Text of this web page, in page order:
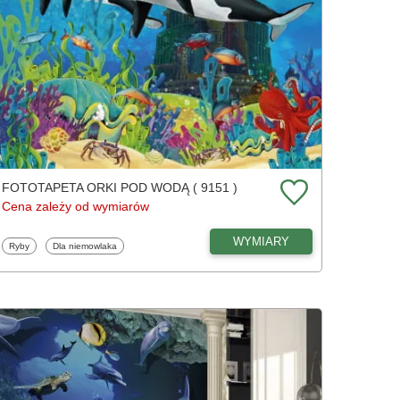
FOTOTAPETA ORKI POD WODĄ ( 9151 )
Cena zależy od wymiarów
Fototapety
Ryby Fototapety
Dla niemowlaka WYMIARY